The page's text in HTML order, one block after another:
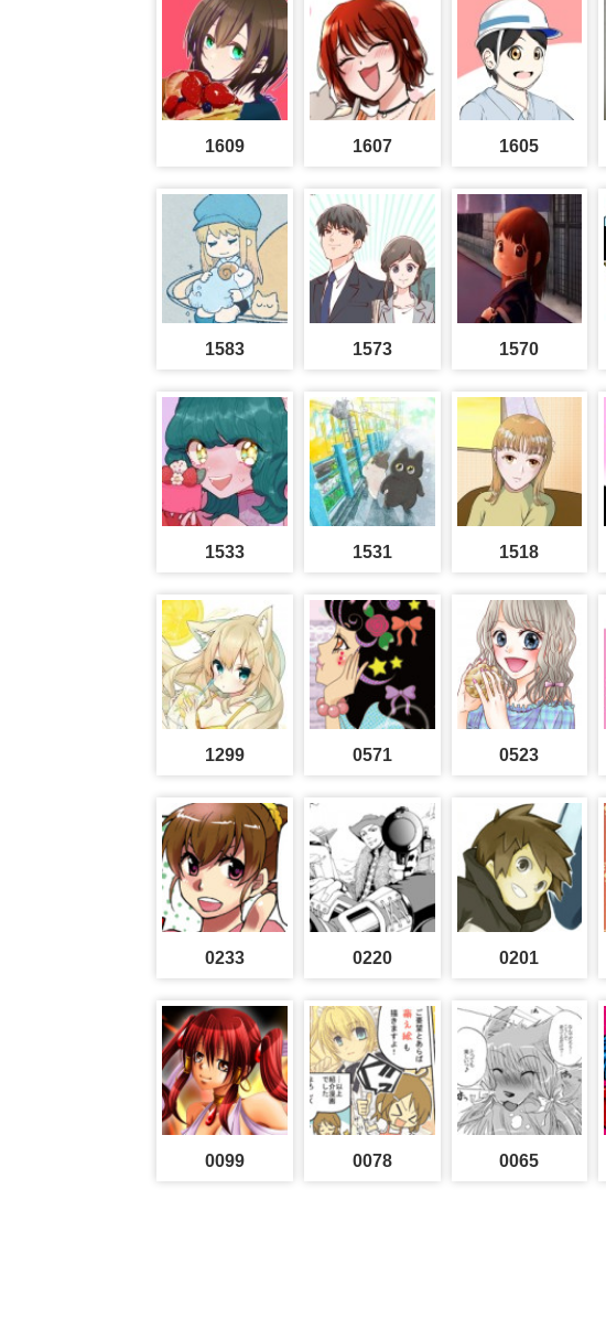
1609 1607 1605
1583 1573 1570
1533 1531 1518
1299 0571 0523
0233 0220 0201
0099 0078 0065